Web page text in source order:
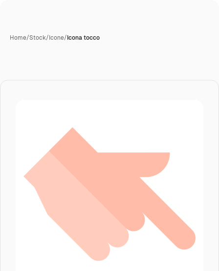
Home/Stock/Icone/Icona tocco